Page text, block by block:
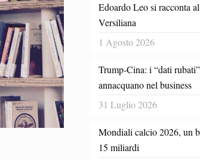
Edoardo Leo si racconta
Versiliana
1 Agosto 2026
Trump-Cina: i “dati
annacquano nel business
31 Luglio 2026
Mondiali calcio 2026, un
15 miliardi